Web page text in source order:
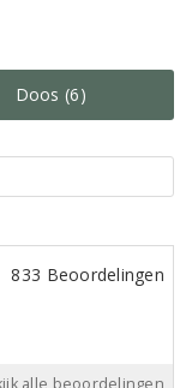
Doos (6)
833 Beoordelingen
alle beoordelingen